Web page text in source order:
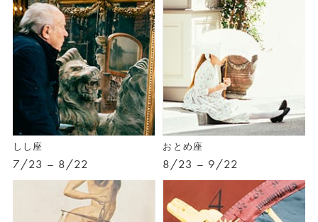
しし座
7/23 – 8/22
おとめ座
8/23 – 9/22